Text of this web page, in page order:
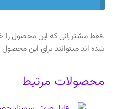
.فقط مشتریانی که این محصول را
شده اند میتوانند برای این محصول
محصولات مرتبط